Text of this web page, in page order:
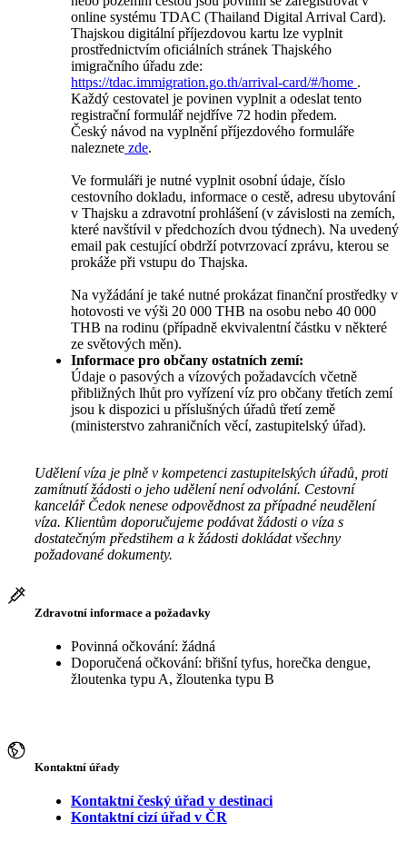
online systému TDAC (Thailand Digital Arrival Card).
Thajskou digitální příjezdovou kartu lze vyplnit
prostřednictvím oficiálních stránek Thajského
imigračního úřadu zde:
https://tdac.immigration.go.th/arrival-card/#/home .
Každý cestovatel je povinen vyplnit a odeslat tento
registrační formulář nejdříve 72 hodin předem.
Český návod na vyplnění příjezdového formuláře
naleznete zde.
Ve formuláři je nutné vyplnit osobní údaje, číslo
cestovního dokladu, informace o cestě, adresu ubytování
v Thajsku a zdravotní prohlášení (v závislosti na zemích,
které navštívil v předchozích dvou týdnech). Na uvedený
email pak cestující obdrží potvrzovací zprávu, kterou se
prokáže při vstupu do Thajska.
Na vyžádání je také nutné prokázat finanční prostředky v
hotovosti ve výši 20 000 THB na osobu nebo 40 000
THB na rodinu (případně ekvivalentní částku v některé
ze světových měn).
Informace pro občany ostatních zemí:
Údaje o pasových a vízových požadavcích včetně
přibližných lhůt pro vyřízení víz pro občany třetích zemí
jsou k dispozici u příslušných úřadů třetí země
(ministerstvo zahraničních věcí, zastupitelský úřad).
Udělení víza je plně v kompetenci zastupitelských úřadů, proti
zamítnutí žádosti o jeho udělení není odvolání. Cestovní
kancelář Čedok nenese odpovědnost za případné neudělení
víza. Klientům doporučujeme podávat žádosti o víza s
dostatečným předstihem a k žádosti dokládat všechny
požadované dokumenty.
Zdravotní informace a požadavky
Povinná očkování: žádná
Doporučená očkování: břišní tyfus, horečka dengue,
žloutenka typu A, žloutenka typu B
Kontaktní úřady
Kontaktní český úřad v destinaci
Kontaktní cizí úřad v ČR